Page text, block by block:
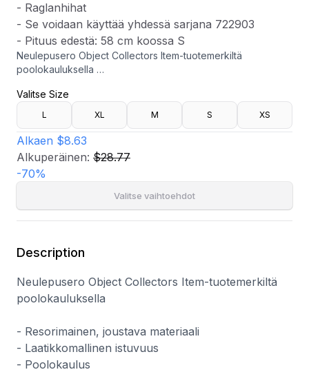
- Raglanhihat
- Se voidaan käyttää yhdessä sarjana 722903
- Pituus edestä: 58 cm koossa S
Neulepusero Object Collectors Item-tuotemerkiltä
poolokauluksella
- Resorimainen, joustava materiaali
- Laatikkomallinen istuvuus
- Poolokaulus
- Raglanhihat
- Se voidaan käyttää yhdessä sarjana 722903
- Pituus edestä: 58 cm koossa S
Valitse Size
L XL M S XS
Alkaen $8.63
Alkuperäinen: $28.77
-70%
Valitse vaihtoehdot
Description
Neulepusero Object Collectors Item-tuotemerkiltä
poolokauluksella
- Resorimainen, joustava materiaali
- Laatikkomallinen istuvuus
- Poolokaulus